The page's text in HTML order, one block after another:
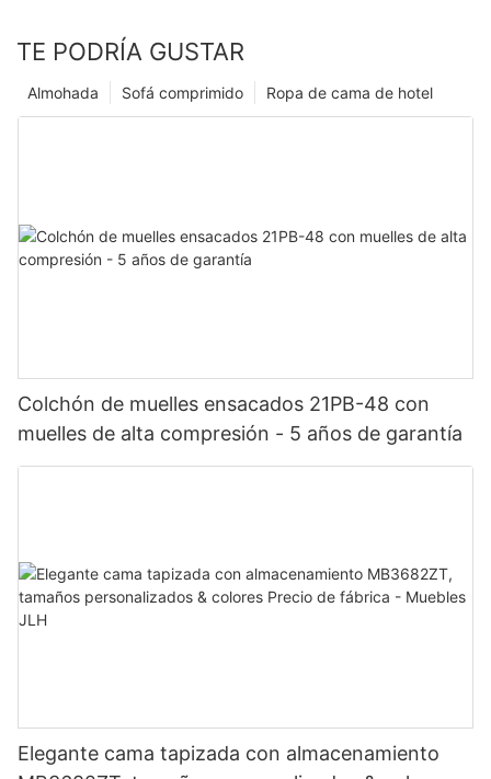
TE PODRÍA GUSTAR
Ropa de cama de hotel
Sofá comprimido
Almohada
Colchón de muelles ensacados 21PB-48 con
muelles de alta compresión - 5 años de garantía
Elegante cama tapizada con almacenamiento